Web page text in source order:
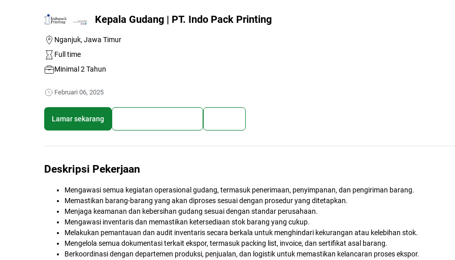
Kepala Gudang | PT. Indo Pack Printing
Nganjuk, Jawa Timur
Full time
Minimal 2 Tahun
Februari 06, 2025
Lamar sekarang
Deskripsi Pekerjaan
Mengawasi semua kegiatan operasional gudang, termasuk penerimaan, penyimpanan, dan pengiriman barang.
Memastikan barang-barang yang akan diproses sesuai dengan prosedur yang ditetapkan.
Menjaga keamanan dan kebersihan gudang sesuai dengan standar perusahaan.
Mengawasi inventaris dan memastikan ketersediaan stok barang yang cukup.
Melakukan pemantauan dan audit inventaris secara berkala untuk menghindari kekurangan atau kelebihan stok.
Mengelola semua dokumentasi terkait ekspor, termasuk packing list, invoice, dan sertifikat asal barang.
Berkoordinasi dengan departemen produksi, penjualan, dan logistik untuk memastikan kelancaran proses ekspor.